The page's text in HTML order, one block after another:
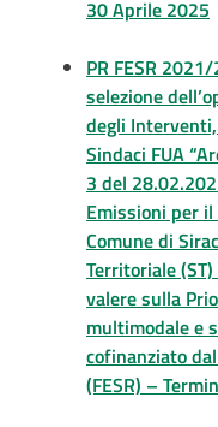
30 Aprile 2025
PR FESR
selezione
degli
Sindaci FUA
3 del
Emissioni per il
Comune di
Territoriale
valere sulla
multimodale e
cofinanziato
(FESR) –